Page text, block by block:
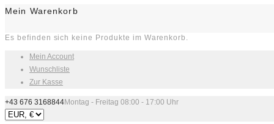
Mein Warenkorb
Es befinden sich keine Produkte im Warenkorb.
Mein Account
Wunschliste
Zur Kasse
+43 676 3168844Montag - Freitag 08:00 - 17:00 Uhr